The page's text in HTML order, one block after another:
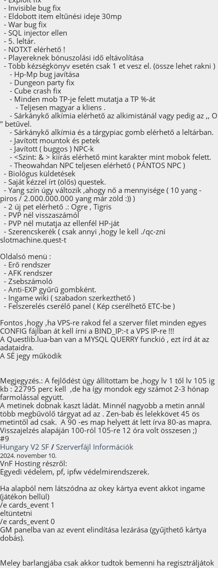
- Invisible bug fix
- Eldobott item eltűnési ideje 30mp
- War bug fix
- SQL injector ellen
- 5. leltár.
- NOTXT elérhető !
- Playereknek bónuszolási idő eltávolítása
- Több kézségkönyv esetén csak 1 et vesz el. (össze lehet rakni )
- Hp-Mp bug javítása
- Dungeon party fix
- Cube crash fix
- Minden mob TP-je felett mutatja a TP %-át
- Teljesen magyar a kliens .
- Sárkánykő alkímia elérhető az alkimistánál vagy pedig az ,, O
" betűvel.
- Sárkánykő alkímia és a tárgypiac gomb elérhető a leltárban.
- Javított mountok és petek
- Javított ( buggos ) NPC-k
- <Szint: & > kiírás elérhető mint karakter mint mobok felett.
- Theowahdan NPC teljesen elérhető ( PÁNTOS NPC )
- Biológus küldetések
- Saját kézzel írt (ölős) questek.
- Yang szín úgy változik ,ahogy nő a mennyisége ( 10 yang -
piros / 2.000.000.000 yang már zöld :)) )
- 2 új pet elérhető .: Ogre , Tigris
- PVP nél visszaszámól
- PVP nél mutatja az ellenfél HP-ját
- Szerencskerék ( csak annyi ,hogy le kell ./qc-zni
slotmachine.quest-t
Oldalsó menü :
- Erő rendszer
- AFK rendszer
- Zsebszámoló
- Anti-EXP gyűrű gombként.
- Ingame wiki ( szabadon szerkezthető )
- Felszerelés cserélő panel ( Kép cserélhető ETC-be )
Fontos ,hogy ,ha VPS-re rakod fel a szerver filet minden egyes
CONFIG fájlban át kell írni a BIND_IP:-t a VPS IP-re !!!
A Questlib.lua-ban van a MYSQL QUERRY funckió , ezt írd át az
adataidra.
A SÉ jegy működik
Megjegyzés.: A fejlődést úgy állítottam be ,hogy lv 1 től lv 105 ig
kb : 22795 perc kell ,de ha így mondok egy számot 2-3 hónap
farmolással együtt.
A metinek dobnak kaszt ládát. Minnél nagyobb a metin annál
több megbűvölő tárgyat ad az . Zen-bab és lelekkövet 45 ös
metintől ad csak. A 90 -es map helyett át lett írva 80-as mapra.
Visszajelzés alapáján 100-ról 105-re 12 óra volt összesen ;)
#9
Hungary V2 SF / Szerverfájl Információk
2024. november 10.
VnF Hosting részről:
Egyedi védelem, pf, ipfw védelmirendszerek.
Ha alapból nem látszódna az okey kártya event akkot ingame
(játékon bellül)
/e cards_event 1
eltüntetni
/e cards_event 0
GM panelba van az event elindítása lezárása (gyűjthető kártya
dobás).
Meley barlangjába csak akkor tudtok bemenni ha regisztráljátok